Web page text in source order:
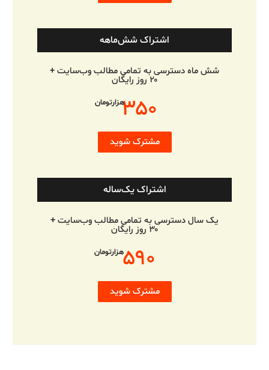
اشتراک شش‌ماهه
شش ماه دسترسی به تمامی مطالب وب‌سایت +
۲۰ روز رایگان
۳۵۰هزارتومان
مشترک شوید
اشتراک یک‌ساله
یک سال دسترسی به تمامی مطالب وب‌سایت +
۳۰ روز رایگان
۵۹۰هزارتومان
مشترک شوید